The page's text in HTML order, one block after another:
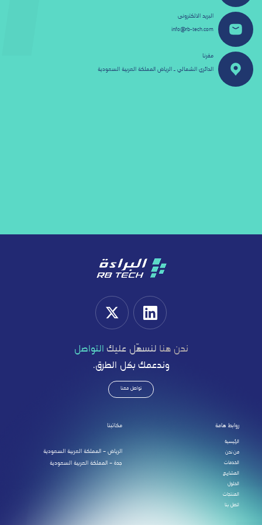
البريد الالكترونى
info@rb-tech.com
مقرنا
الدائري الشمالي ـ الرياض المملكة العربية السعودية
نحن هنا لنسهّل عليك التواصل
وندعمك بكل الطرق.
تواصل معنا
روابط هامة
الرئيسية
من نحن
الخدمات
المشاريع
الحلول
المنتجات
اتصل بنا
مكاتبنا
الرياض – المملكة العربية السعودية
جدة – المملكة العربية السعودية